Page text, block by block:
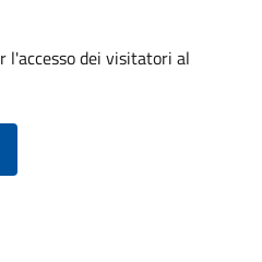
l'accesso dei visitatori al